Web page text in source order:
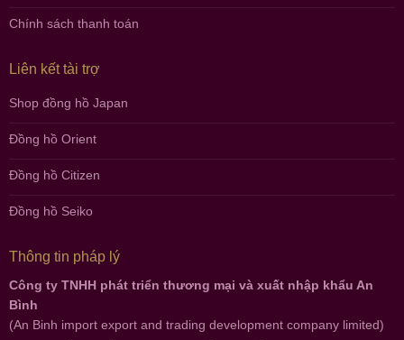
Chính sách thanh toán
Liên kết tài trợ
Shop đồng hồ Japan
Đồng hồ Orient
Đồng hồ Citizen
Đồng hồ Seiko
Thông tin pháp lý
Công ty TNHH phát triển thương mại và xuất nhập khẩu An
Bình
(An Binh import export and trading development company limited)